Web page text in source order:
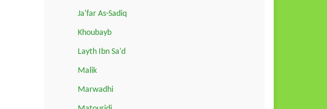
Ja'far As-Sadiq
Khoubayb
Layth Ibn Sa'd
Malik
Marwadhi